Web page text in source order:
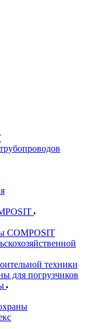
COMPOSIT
техники
для погрузчиков